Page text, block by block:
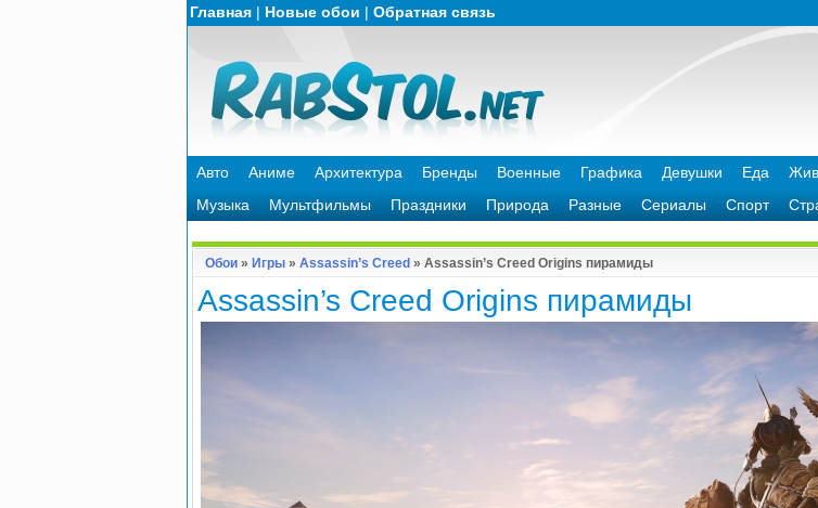
Главная | Новые обои | Обратная связь
Авто Аниме Архитектура Бренды Военные Графика Девушки Еда
Музыка
Мультфильмы Праздники Природа Разные Сериалы Спорт
Обои » Игры » Assassin’s Creed » Assassin’s Creed Origins пирамиды
Assassin’s Creed Origins пирамиды